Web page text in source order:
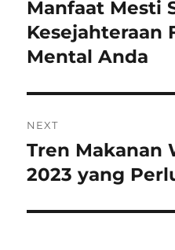
Previous
post:
Manfaat Mesti
Kesejahteraan
Mental Anda
NEXT
Next
post:
Tren Makanan
2023 yang